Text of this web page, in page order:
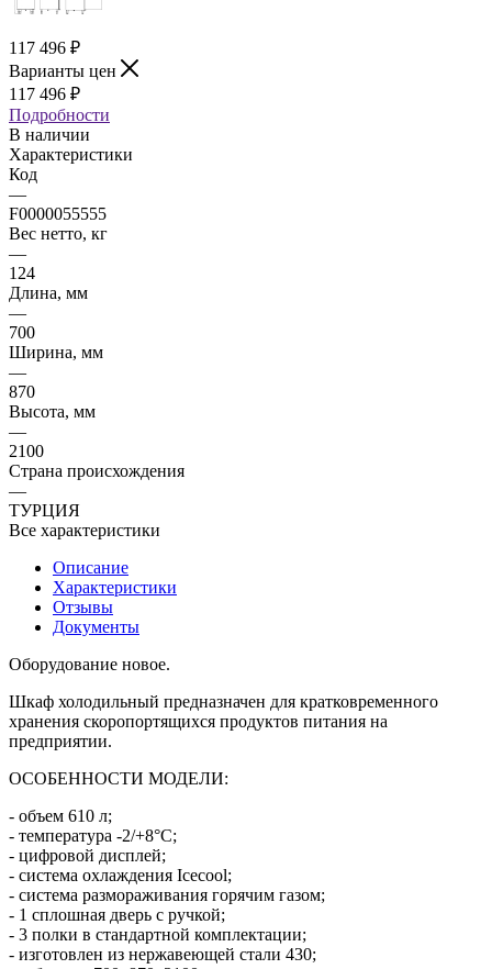
117 496 ₽
Варианты цен
117 496 ₽
Подробности
В наличии
Характеристики
Код
—
F0000055555
Вес нетто, кг
—
124
Длина, мм
—
700
Ширина, мм
—
870
Высота, мм
—
2100
Страна происхождения
—
ТУРЦИЯ
Все характеристики
Описание
Характеристики
Отзывы
Документы
Оборудование новое.
Шкаф холодильный предназначен для кратковременного
хранения скоропортящихся продуктов питания на
предприятии.
ОСОБЕННОСТИ МОДЕЛИ:
- объем 610 л;
- температура -2/+8°C;
- цифровой дисплей;
- система охлаждения Icecool;
- система размораживания горячим газом;
- 1 сплошная дверь с ручкой;
- 3 полки в стандартной комплектации;
- изготовлен из нержавеющей стали 430;